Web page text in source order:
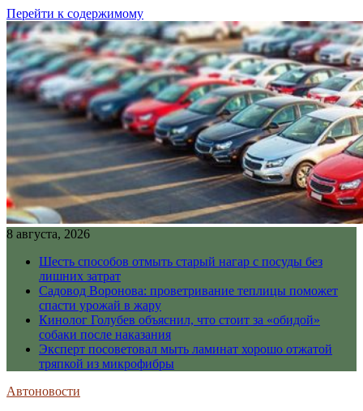
Перейти к содержимому
8 августа, 2026
Шесть способов отмыть старый нагар с посуды без
лишних затрат
Садовод Воронова: проветривание теплицы поможет
спасти урожай в жару
Кинолог Голубев объяснил, что стоит за «обидой»
собаки после наказания
Эксперт посоветовал мыть ламинат хорошо отжатой
тряпкой из микрофибры
Автоновости